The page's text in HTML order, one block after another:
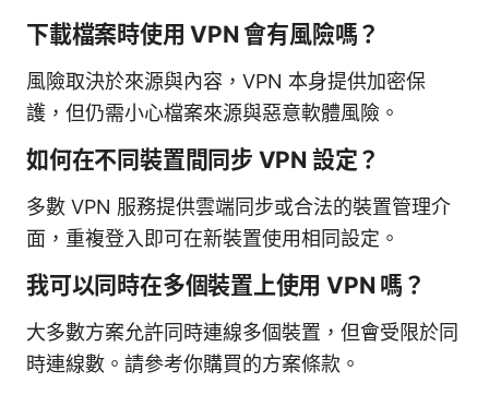
下載檔案時使用 VPN 會有風險嗎？
風險取決於來源與內容，VPN 本身提供加密保
護，但仍需小心檔案來源與惡意軟體風險。
如何在不同裝置間同步 VPN 設定？
多數 VPN 服務提供雲端同步或合法的裝置管理介
面，重複登入即可在新裝置使用相同設定。
我可以同時在多個裝置上使用 VPN 嗎？
大多數方案允許同時連線多個裝置，但會受限於同
時連線數。請參考你購買的方案條款。